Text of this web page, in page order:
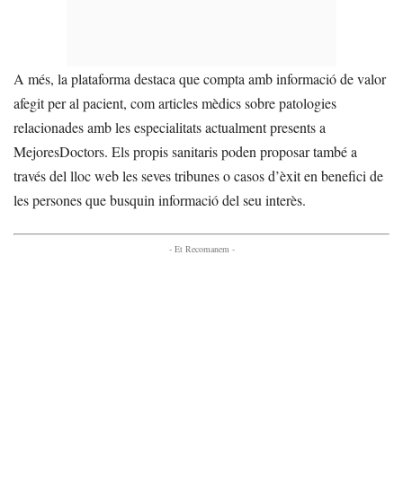
A més, la plataforma destaca que compta amb informació de valor
afegit per al pacient, com articles mèdics sobre patologies
relacionades amb les especialitats actualment presents a
MejoresDoctors. Els propis sanitaris poden proposar també a
través del lloc web les seves tribunes o casos d’èxit en benefici de
les persones que busquin informació del seu interès.
- Et Recomanem -